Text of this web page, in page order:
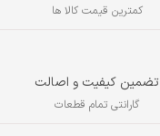
کمترین قیمت کالا ها
تضمین کیفیت و اصالت
گارانتی تمام قطعات